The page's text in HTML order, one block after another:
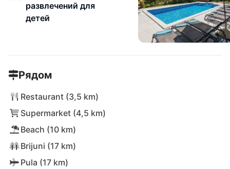
развлечений для
детей
Рядом
Restaurant (3,5 km)
Supermarket (4,5 km)
Beach (10 km)
Brijuni (17 km)
Pula (17 km)